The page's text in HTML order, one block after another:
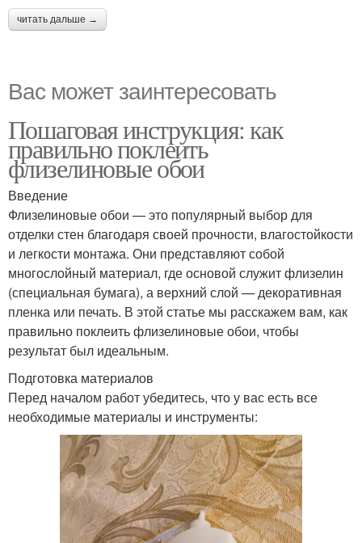
читать дальше →
Вас может заинтересовать
Пошаговая инструкция: как
правильно поклеить
флизелиновые обои
Введение
Флизелиновые обои — это популярный выбор для
отделки стен благодаря своей прочности, влагостойкости
и легкости монтажа. Они представляют собой
многослойный материал, где основой служит флизелин
(специальная бумага), а верхний слой — декоративная
пленка или печать. В этой статье мы расскажем вам, как
правильно поклеить флизелиновые обои, чтобы
результат был идеальным.
Подготовка материалов
Перед началом работ убедитесь, что у вас есть все
необходимые материалы и инструменты: